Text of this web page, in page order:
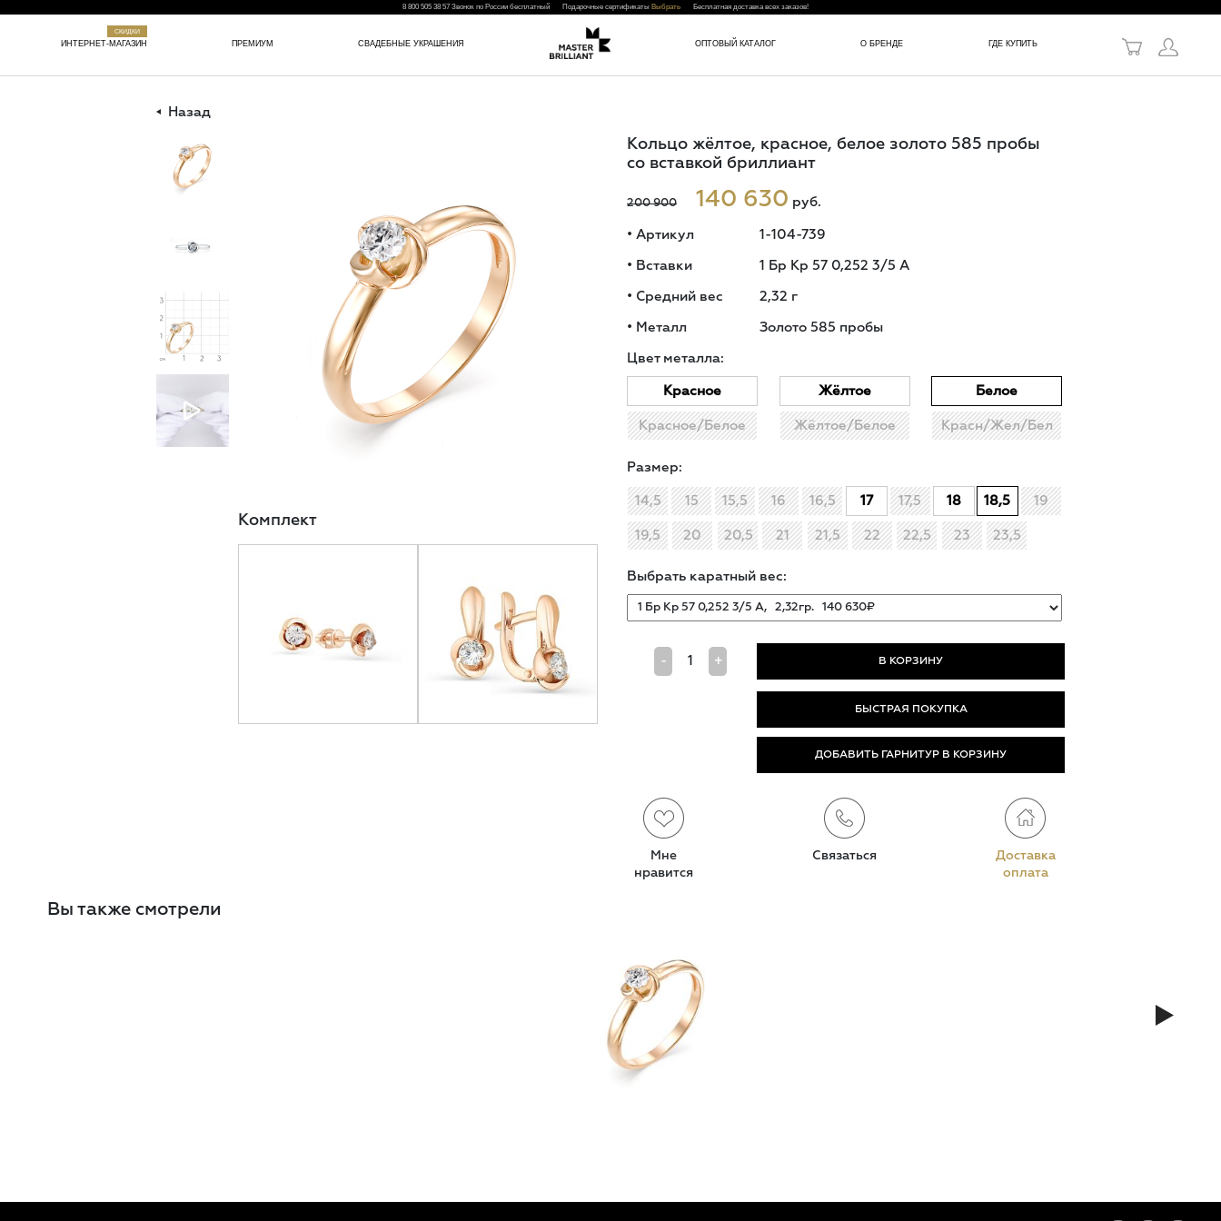
8 800 505 38 57Звонок по России бесплатный Подарочные сертификаты ВыбратьБесплатная доставка всех заказов!
СКИДКИ
ИНТЕРНЕТ-МАГАЗИН ПРЕМИУМ СВАДЕБНЫЕ УКРАШЕНИЯ ОПТОВЫЙ КАТАЛОГ О БРЕНДЕ ГДЕ КУПИТЬ
Назад
Комплект
Кольцо жёлтое, красное, белое золото 585 пробы
со вставкой бриллиант
200 900 140 630 руб.
• Артикул 1-104-739
• Вставки 1 Бр Кр 57 0,252 3/5 А
• Средний вес 2,32 г
• Металл Золото 585 пробы
Цвет металла:
Красное Жёлтое Белое
Красное/Белое Жёлтое/Белое Красн/Жел/Бел
Размер:
14,5 15 15,5 16 16,5 17 17,5 18 18,5 19
19,5 20 20,5 21 21,5 22 22,5 23 23,5
Выбрать каратный вес:
- +
БЫСТРАЯ ПОКУПКА
Мне
нравится
Связаться
Доставка
оплата
Вы также смотрели